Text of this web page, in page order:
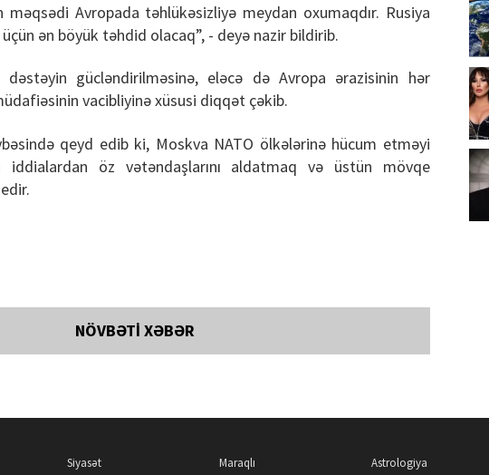
Avropada təhlükəsizliyə meydan oxumaqdır. Rusiya
ən böyük təhdid olacaq”, - deyə nazir bildirib.
dəstəyin gücləndirilməsinə, eləcə də Avropa ərazisinin hər
vacibliyinə xüsusi diqqət çəkib.
qeyd edib ki, Moskva NATO ölkələrinə hücum etməyi
iddialardan öz vətəndaşlarını aldatmaq və üstün mövqe
NÖVBƏTİ XƏBƏR
Siyasət
Maraqlı
Astrologiya